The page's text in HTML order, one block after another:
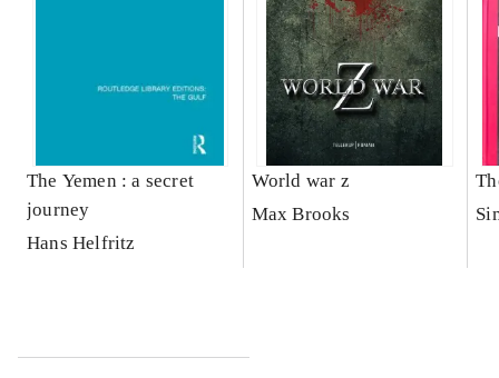
The Yemen : a secret
journey
Hans Helfritz
World war z
Max Brooks